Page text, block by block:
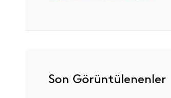
Son Görüntülenenler